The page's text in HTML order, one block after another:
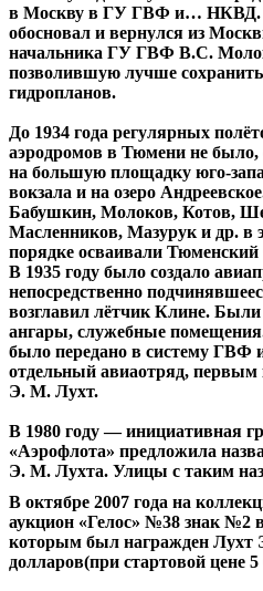
в Москву в ГУ ГВФ и… НКВД.
обосновал и вернулся из
начальника ГУ ГВФ B.C.
позволившую лучше
гидропланов.
До 1934 года регулярных
аэродромов в Тюмени не было,
на большую площадку юго-
вокзала и на озеро
Бабушкин, Молоков, Котов,
Масленников, Мазурук и др. в
порядке осваивали Тюменский
В 1935 году было создало
непосредственно
возглавил лётчик Клине.
ангары, служебные
было передано в систему ГВФ
отдельный авиаотряд, первым
Э. М. Лухт.
В 1980 году — инициативная
«Аэрофлота» предложила
Э. М. Лухта. Улицы с таким
В октябре 2007 года на
аукцион «Гелос» №38 знак №2
которым был награжден Лухт
долларов(при стартовой цене